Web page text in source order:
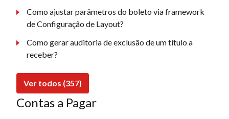
Como ajustar parâmetros do boleto via framework
de Configuração de Layout?
Como gerar auditoria de exclusão de um título a
receber?
Ver todos (357)
Contas a Pagar